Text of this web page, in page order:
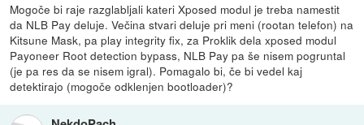
Mogoče bi raje razglabljali kateri Xposed modul je treba namestit
da NLB Pay deluje. Večina stvari deluje pri meni (rootan telefon) na
Kitsune Mask, pa play integrity fix, za Proklik dela xposed modul
Payoneer Root detection bypass, NLB Pay pa še nisem pogruntal
(je pa res da se nisem igral). Pomagalo bi, če bi vedel kaj
detektirajo (mogoče odklenjen bootloader)?